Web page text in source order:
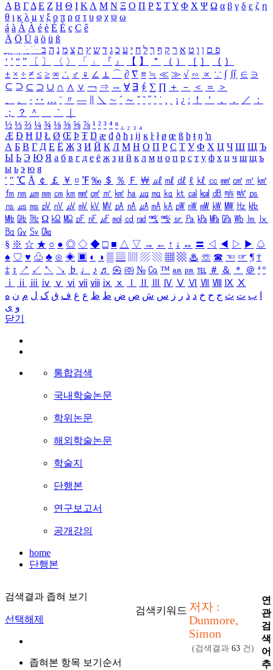
Α Β ΓΔ Ε Ζ Η Θ Ι ΚΛ Μ Ν Ξ Ο Π Ρ Σ ΤΥ Φ Χ Ψ Ω α β γ δ ε ζ η
θ ι κ λ μ ν ξ ο π ρ σ τ υ φ χ ψ ω
á à Á À é è É È ç Ç ê
Ä Ö Ü ä ö ü ß
ִֶֹ ֻּ ׁׂ פ ם ן ו ט א ר ק ף ך ל ח י ע כ ג ד ש ץ ת צ מ נ ה ב
‘ ’ “ ” 〔 〕 〈 〉 「 」 『 』 【 】 ＂ （ ） ［ ］ ｛ ｝
± × ÷ ≠ ≤ ≥ ∞ ∴ ♂ ♀ ∠ ⊥ ⌒ ∂ ∇ ≡ ≒ ≪ ≫ √ ∽ ∝ ∵ ∫ ∬ ∈ ∋
⊆ ⊇ ⊂ ⊃ ∪ ∩ ∧ ∨ ￢ ⇒ ⇔ ∀ ∃ ∮ ∑ ∏ ＋ － ＜ ＝
＞
、
。 · ‥ … ¨ 〃 ― ＼ ∼ ´ ～ ˇ ˘ ˝ ˚ ˙ ¸ ¡ ¿ ː ！ ＇ ， ． ／
：
；
？ ＾ ｀
½ ⅓ ⅔ ¼ ¾ ⅛ ⅜ ⅝ ⅞ ¹ ² ³ ⁴ ⁿ ₁ ₂ ₃ ₄
Æ Ð Ħ Ĳ Ł Ø Œ Þ Ŧ Ŋ æ đ ð ħ ı ĳ ĸ ŀ ł ø œ ß þ ŧ ŋ ŉ
А Б В Г Д Е Ё Ж З И Й К Л М Н О П Р С Т У Ф Х Ц Ч Ш Щ Ъ
Ы Ь Э Ю Я а б в г д е ё ж з и й к л м н о п р с т у ф х ц ч ш щ ъ
ы ь э ю я
′ ″ ℃ Å ￠ ￡ ￥ ¤ ℉ ‰ ＄ ％ Ｆ ￦ ㎕ ㎖ ㎗ ℓ ㎘ ㏄ ㎣ ㎤ ㎥ ㎦
㎙ ㎚ ㎛ ㎜ ㎝ ㎞ ㎟ ㎠ ㎡ ㎢ ㏊ ㎍ ㎎ ㎏ ㏏ ㎈ ㎉ ㏈ ㎧ ㎨ ㎰
㎱ ㎲ ㎳ ㎴ ㎵ ㎶ ㎷ ㎸ ㎹ ㎀ ㎁ ㎂ ㎃ ㎄ ㎺ ㎻ ㎽ ㎾ ㎿ ㎐ ㎑
㎒ ㎓ ㎔ Ω ㏀ ㏁ ㎊ ㎋ ㎌ ㏖ ㏅ ㎭ ㎮ ㎯ ㏛ ㎩ ㎪ ㎫ ㎬ ㏝ ㏐
㏓
㏃ ㏉ ㏜ ㏆
§ ※ ☆ ★ ○ ● ◎ ◇ ◆ □ ■ △ ▽ → ← ↑ ↓ ↔ 〓 ◁ ◀ ▷ ▶ ♤
♠ ♡ ♥ ♧ ♣ ⊙ ◈ ▣ ◐ ◑ ▒ ▤ ▨ ▧ ▦ ▩ ♨ ☏ ☎ ☜ ☞ ¶ †
‡ ↕ ↗ ↙ ↖ ↘ ♭ ♩ ♪ ♬ ㉿ ㈜ № ㏇ ™ ㏂ ㏘ ℡ ＃ ＆ ＊ ＠ ª º
ⅰ
ⅱ ⅲ ⅳ ⅴ ⅵ ⅶ ⅷ ⅸ ⅹ Ⅳ Ⅴ Ⅵ Ⅶ Ⅷ Ⅸ Ⅹ
ب ت ث ج ح خ د ذ ر ز س ش ص ض ط ظ ع غ ف ق ک ل م ن ه
و ی
닫기
통합검색
국내학술논문
학위논문
해외학술논문
학술지
단행본
연구보고서
공개강의
home
단행본
검색결과 좁혀 보기
선택해제
좁혀본 항목 보기순서
검색키워드 저자 :
Dunmore,
Simon
(검색결과 63 건)
연
관
검
색
어
추